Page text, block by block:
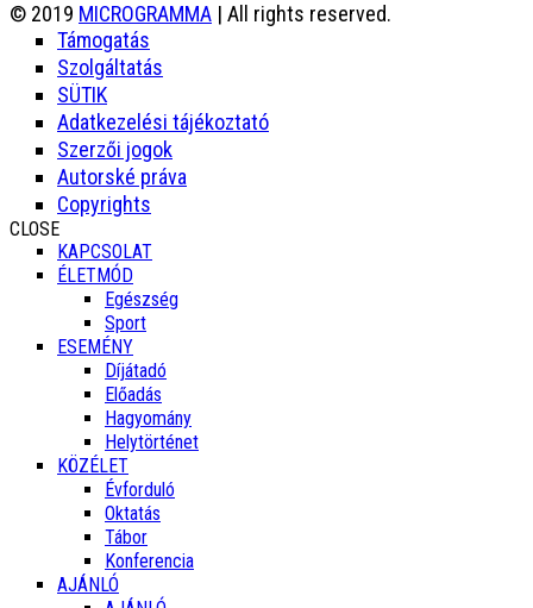
© 2019 MICROGRAMMA | All rights reserved.
Támogatás
Szolgáltatás
SÜTIK
Adatkezelési tájékoztató
Szerzői jogok
Autorské práva
Copyrights
CLOSE
KAPCSOLAT
ÉLETMÓD
Egészség
Sport
ESEMÉNY
Díjátadó
Előadás
Hagyomány
Helytörténet
KÖZÉLET
Évforduló
Oktatás
Tábor
Konferencia
AJÁNLÓ